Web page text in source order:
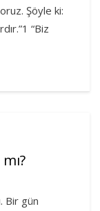
Şöyle ki:
“Biz
Bir gün